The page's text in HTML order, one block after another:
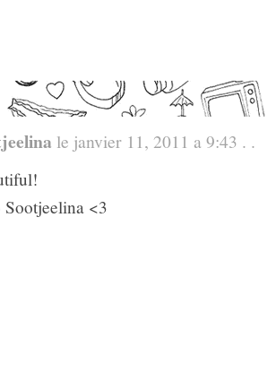
le janvier 11, 2011 a 9:43 . .
Sootjeelina <3